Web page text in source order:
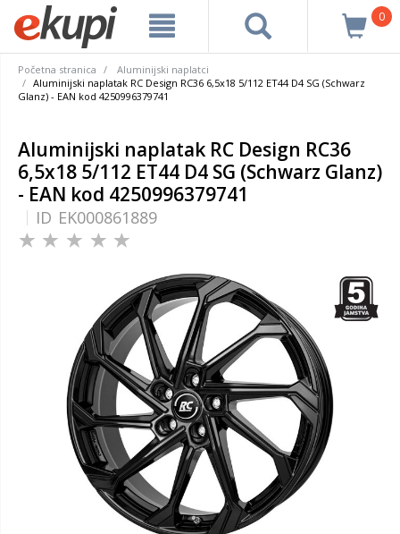
0
Početna stranica
Aluminijski naplatci
Aluminijski naplatak RC Design RC36 6,5x18 5/112 ET44 D4 SG (Schwarz
Glanz) - EAN kod 4250996379741
Aluminijski naplatak RC Design RC36
6,5x18 5/112 ET44 D4 SG (Schwarz Glanz)
- EAN kod 4250996379741
ID EK000861889